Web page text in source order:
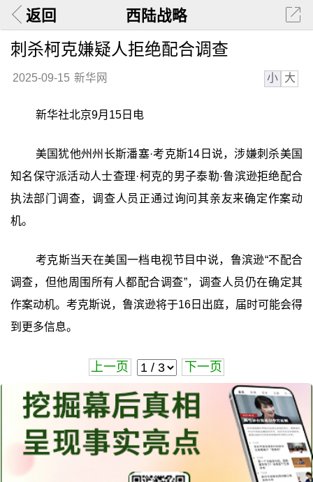
返回 西陆战略
刺杀柯克嫌疑人拒绝配合调查
2025-09-15 新华网 小 大
新华社北京9月15日电
美国犹他州州长斯潘塞·考克斯14日说，涉嫌刺杀美国
知名保守派活动人士查理·柯克的男子泰勒·鲁滨逊拒绝配合
执法部门调查，调查人员正通过询问其亲友来确定作案动
机。
考克斯当天在美国一档电视节目中说，鲁滨逊“不配合
调查，但他周围所有人都配合调查”，调查人员仍在确定其
作案动机。考克斯说，鲁滨逊将于16日出庭，届时可能会得
到更多信息。
上一页 下一页